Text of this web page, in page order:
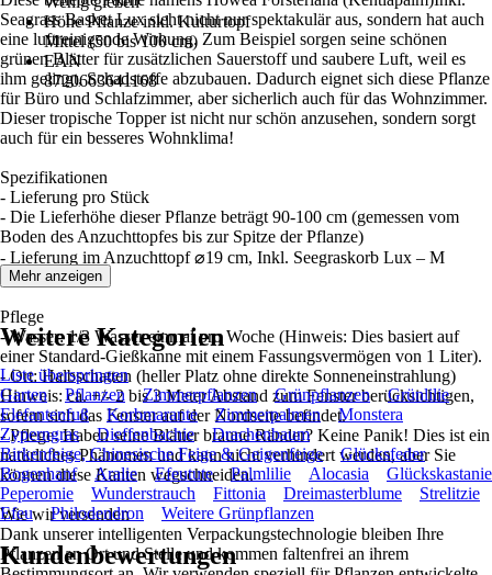
Höhe Pflanze inkl. Kulturtopf
Mittel (50 bis 100 cm)
EAN
8720663641168
Seagrass Basket Lux sieht nicht nur spektakulär aus, sondern hat auch
eine luftreinigende Wirkung. Zum Beispiel sorgen seine schönen
grünen Blätter für zusätzlichen Sauerstoff und saubere Luft, weil es
ihm gelingt, Schadstoffe abzubauen. Dadurch eignet sich diese Pflanze
für Büro und Schlafzimmer, aber sicherlich auch für das Wohnzimmer.
Dieser tropische Topper ist nicht nur schön anzusehen, sondern sorgt
auch für ein besseres Wohnklima!
Spezifikationen
- Lieferung pro Stück
- Die Lieferhöhe dieser Pflanze beträgt 90-100 cm (gemessen vom
Boden des Anzuchttopfes bis zur Spitze der Pflanze)
- Lieferung im Anzuchttopf ⌀19 cm, Inkl. Seegraskorb Lux – M
- Luftreinigung
Pflege
- Wasser: 1/3 Wasser einmal pro Woche (Hinweis: Dies basiert auf
einer Standard-Gießkanne mit einem Fassungsvermögen von 1 Liter).
- Ort: Halbschatten (heller Platz ohne direkte Sonneneinstrahlung)
Hinweis: ca. +/- 2 bis 3 Meter Abstand zum Fenster berücksichtigen,
sofern sich das Fenster auf der Nordseite befindet.
- Pflege: Haben seine Blätter braune Ränder? Keine Panik! Dies ist ein
natürliches Phänomen und kann nicht verhindert werden, aber Sie
können diese Kanten wegschneiden.
Wie wir versenden
Dank unserer intelligenten Verpackungstechnologie bleiben Ihre
Pflanzen an Ort und Stelle und kommen faltenfrei an ihrem
Mehr anzeigen
Weitere Kategorien
Liste überspringen
Garten
Pflanzen Zimmerpflanzen Grünpflanzen
Grünlilie
Elefantenfuß
Korbmarante Zimmerpalmen
Monstera
Zyperngras
Dieffenbachie
Drachenbaum
Birkenfeige, Chinesische Feige & Geigenfeige
Glücksfeder
Bogenhanf
Aralie Efeutute Palmlilie Alocasia
Glückskastanie
Peperomie
Wunderstrauch Fittonia Dreimasterblume
Strelitzie
Efeu
Philodendron Weitere Grünpflanzen
Kundenbewertungen